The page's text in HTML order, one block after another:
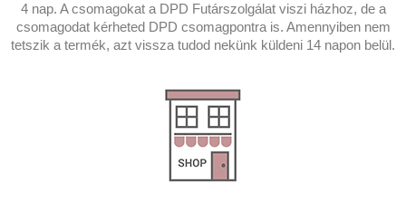
4 nap. A csomagokat a DPD Futárszolgálat viszi házhoz, de a
csomagodat kérheted DPD csomagpontra is. Amennyiben nem
tetszik a termék, azt vissza tudod nekünk küldeni 14 napon belül.